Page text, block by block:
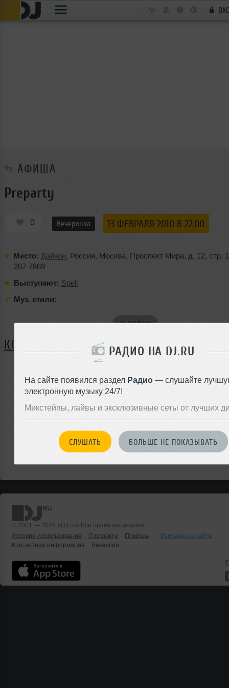
РАДИО НА DJ.RU
На сайте появился раздел Радио — слушайте
электронную музыку 24/7!
Микстейпы, лайвы и эксклюзивные сеты от лучших
СЛУШАТЬ БОЛЬШЕ НЕ ПОКАЗЫВАТЬ
АФИША
Preparty
0 Вечеринка 13 ФЕВРАЛЯ 2010 В 22:00
Место: Дайкон, Россия, Москва, Проспект Мира, д. 12, стр. 1
207-7869
Выступают: Spell
Муз. стили:
Я ПОЙДУ
КОММЕНТАРИИ
ЗАРЕГИСТРИРУЙТЕСЬ
Или
© 2001 — 2026 «DJ.ru» Все права защищены.
Условия использования
О проекте Помощь
Реклама на сайте
Контактная информация
Вакансии